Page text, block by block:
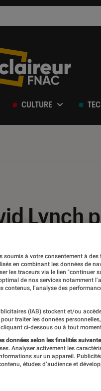
CULTURE
Lynch
?
soumis à votre consentement à
en combinant les données de
les traceurs via le lien "continuer
de nos services notamment
l’analyse des
(IAB) stockent et/ou
traiter les données
ci-dessous ou à tout
données selon les finalités
Analyser activement les
sur un appareil.
études d’audience et